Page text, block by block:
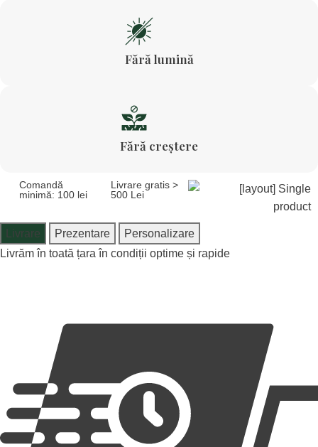
Fără lumină
Fără creștere
Comandă
minimă: 100 lei
Livrare gratis >
500 Lei
Livrare Prezentare
Personalizare
Livrăm în toată țara în condiții optime și rapide